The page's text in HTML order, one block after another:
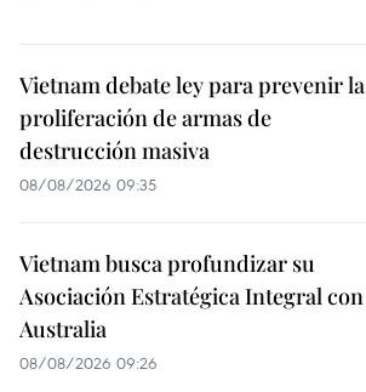
Vietnam debate ley para prevenir la
proliferación de armas de
destrucción masiva
08/08/2026 09:35
Vietnam busca profundizar su
Asociación Estratégica Integral con
Australia
08/08/2026 09:26